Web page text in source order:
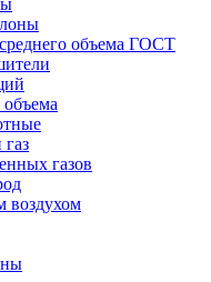
объема ГОСТ
газов
воздухом